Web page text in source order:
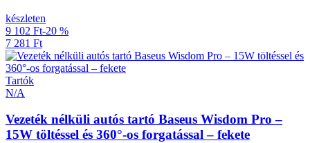
készleten
9 102 Ft-20 %
7 281 Ft
Tartók
N/A
Vezeték nélküli autós tartó Baseus Wisdom Pro –
15W töltéssel és 360°-os forgatással – fekete